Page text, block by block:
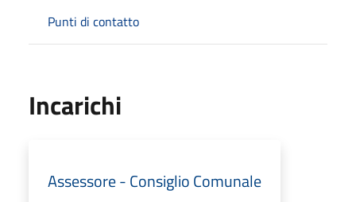
Punti di contatto
Incarichi
Assessore - Consiglio Comunale